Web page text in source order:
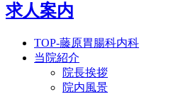
求人案内
TOP-藤原胃腸科内科
当院紹介
院長挨拶
院内風景